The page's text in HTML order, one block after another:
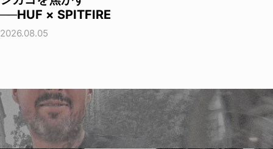
──HUF × SPITFIRE
2026.08.05